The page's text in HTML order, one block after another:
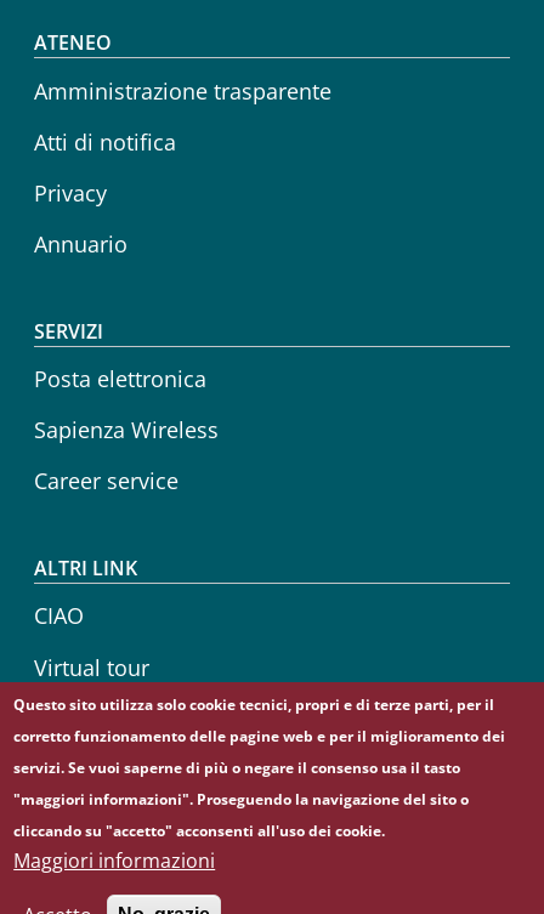
Footer menu
ATENEO
Amministrazione trasparente
Atti di notifica
Privacy
Annuario
SERVIZI
Posta elettronica
Sapienza Wireless
Career service
ALTRI LINK
CIAO
Virtual tour
Sapienza Store
© Sapienza Università di Roma - Piazzale Aldo Moro 5,
00185 Roma - (+39) 06 49911 - C.F.: 80209930587 - P. Iva:
02133771002
Questo sito utilizza solo cookie tecnici, propri e di terze parti, per il
corretto funzionamento delle pagine web e per il miglioramento dei
servizi. Se vuoi saperne di più o negare il consenso usa il tasto
"maggiori informazioni". Proseguendo la navigazione del sito o
cliccando su "accetto" acconsenti all'uso dei cookie.
Maggiori informazioni